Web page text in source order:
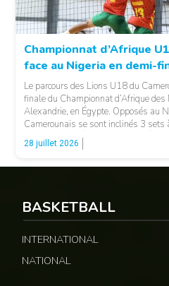
Championnat d’Afrique
face au Nigeria en demi-
Le parcours des Lions U18 du
finale du Championnat d’Afrique
Alexandrie, en Égypte. Opposés au
Camerounais se sont inclinés 3
LA SUITE APRÈS LA PUBLICITÉ
équilibrée dans […]
28 juillet 2026
BASKETBALL
INTERNATIONAL
NATIONAL